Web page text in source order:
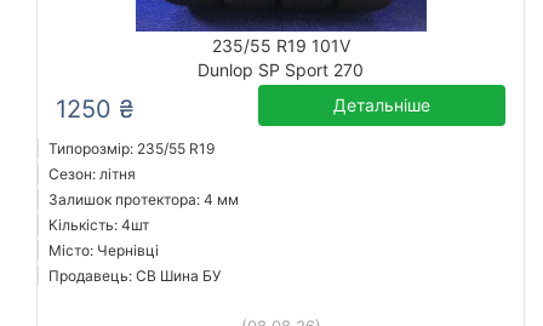
235/55 R19 101V
Dunlop SP Sport 270
1250 ₴ Детальніше
Типорозмір: 235/55 R19
Сезон: літня
Залишок протектора: 4 мм
Кількість: 4шт
Місто: Чернівці
Продавець: СВ Шина БУ